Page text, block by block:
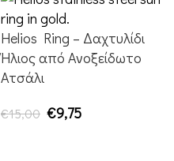
Helios Ring – Δαχτυλίδι
Ήλιος από Ανοξείδωτο
Ατσάλι
€15,00 €9,75